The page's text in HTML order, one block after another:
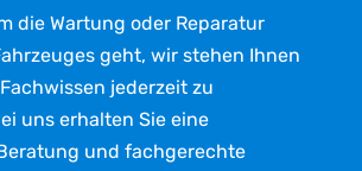
die Wartung oder Reparatur
geht, wir stehen Ihnen
jederzeit zu
uns erhalten Sie eine
und fachgerechte